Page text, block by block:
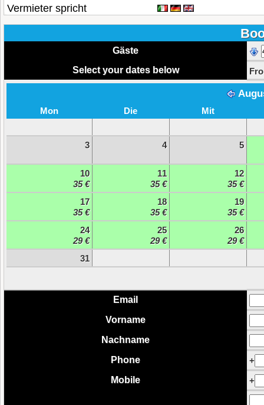
Vermieter spricht
Gäste
Select your dates below
Mon Die Mit
3 4 5
10
35 €
11
35 €
12
35 €
17
35 €
18
35 €
19
35 €
24
29 €
25
29 €
26
29 €
31
Email
Vorname
Nachname
Phone
+
Mobile
+